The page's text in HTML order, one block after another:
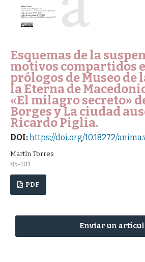
Esquemas de la
motivos compartidos
prólogos de Museo de
la Eterna de
«El milagro secreto»
Borges y La ciudad
Ricardo Piglia.
DOI:https://doi.org/10.18272/
Martín Torres
85-101
PDF
Enviar un